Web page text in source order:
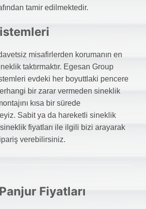
tamir edilmektedir.
misafirlerden korumanın en
taktırmaktır. Egesan Group
evdeki her boyuttlaki pencere
bir zarar vermeden sineklik
kısa bir sürede
Sabit ya da hareketli sineklik
fiyatları ile ilgili bizi arayarak
verebilirsiniz.
Fiyatları